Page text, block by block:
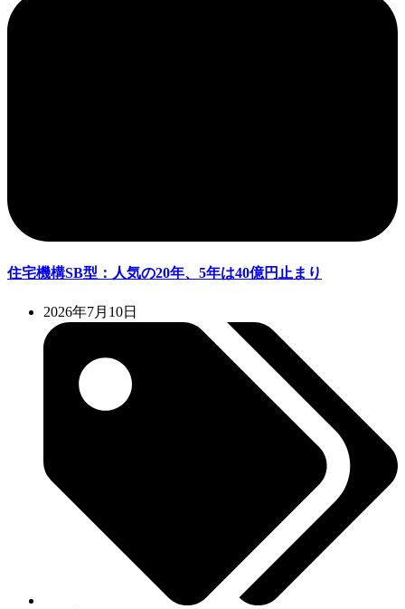
住宅機構SB型：人気の20年、5年は40億円止まり
2026年7月10日